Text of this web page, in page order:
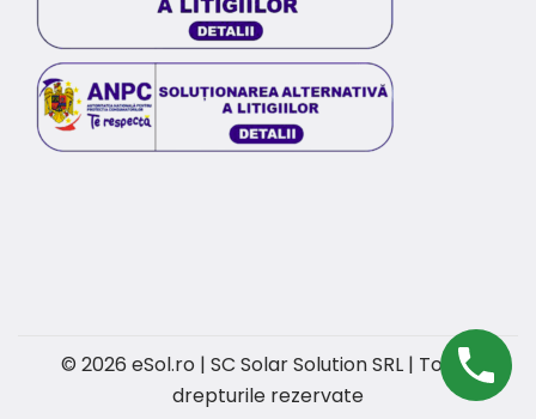
© 2026 eSol.ro | SC Solar Solution SRL | Toate
drepturile rezervate